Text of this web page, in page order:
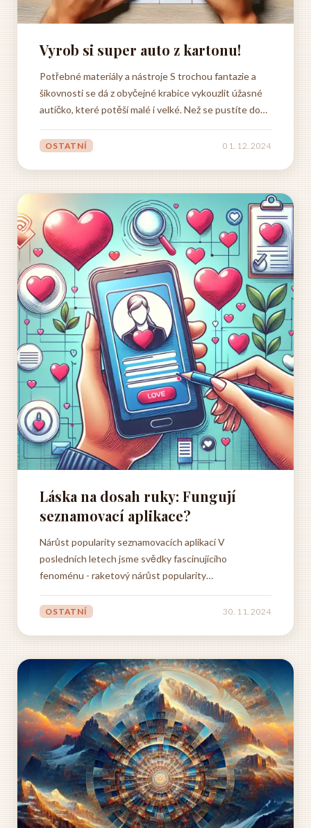
Vyrob si super auto z kartonu!
Potřebné materiály a nástroje S trochou fantazie a
šikovnosti se dá z obyčejné krabice vykouzlit úžasné
autíčko, které potěší malé i velké. Než se pustíte do
nástroje. Budete potřebovat pevnou kartonovou
OSTATNÍ 01. 12. 2024
Láska na dosah ruky: Fungují
seznamovací aplikace?
Nárůst popularity seznamovacích aplikací V
posledních letech jsme svědky fascinujícího
fenoménu - raketový nárůst popularity
věk či zájmy, objevuje jejich potenciál pro nalezení
OSTATNÍ 30. 11. 2024